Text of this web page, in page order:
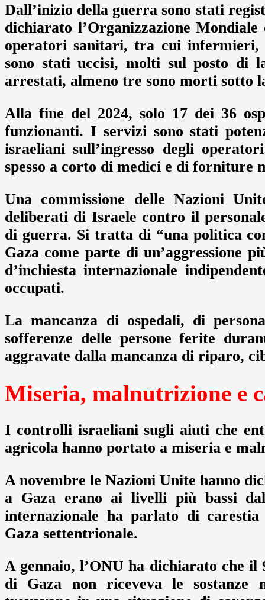
Dall’inizio della guerra sono stati
dichiarato l’Organizzazione
operatori sanitari, tra cui infermieri,
sono stati uccisi, molti sul posto di
arrestati, almeno tre sono morti sotto
Alla fine del 2024, solo 17 dei 36
funzionanti. I servizi sono stati
israeliani sull’ingresso degli
spesso a corto di medici e di forniture
Una commissione delle Nazioni
deliberati di Israele contro il
di guerra. Si tratta di “una politica
Gaza come parte di un’aggressione
d’inchiesta internazionale
occupati.
La mancanza di ospedali, di
sofferenze delle persone ferite
aggravate dalla mancanza di riparo,
Miseria, malnutrizione e
I controlli israeliani sugli aiuti che
agricola hanno portato a miseria e
A novembre le Nazioni Unite hanno
a Gaza erano ai livelli più bassi
internazionale ha parlato di
Gaza settentrionale.
A gennaio, l’ONU ha dichiarato che
di Gaza non riceveva le sostanze